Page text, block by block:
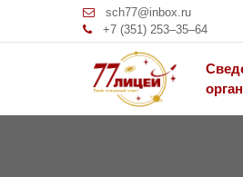
sch77@inbox.ru
+7 (351) 253‒35‒64